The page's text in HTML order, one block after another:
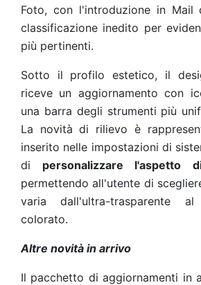
Foto, con l'introduzione in Mail
classificazione inedito per
più pertinenti.
Sotto il profilo estetico, il
riceve un aggiornamento con
una barra degli strumenti più
La novità di rilievo è
inserito nelle impostazioni di
di personalizzare l'aspetto
permettendo all'utente di
varia dall'ultra-trasparente al
colorato.
Altre novità in arrivo
Il pacchetto di aggiornamenti in